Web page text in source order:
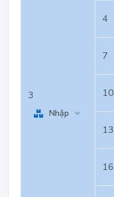
3
Nhập
4
7
10
13
16